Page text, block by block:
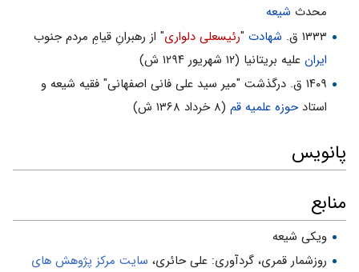
محدث شیعه
۱۳۳۳ ق.
شهادت"رئیسعلی دلواری" از رهبرانِ قیامِ مردم جنوب
ایرانعلیه بریتانیا (۱۲ شهریور ۱۲۹۴ ش)
۱۴۰۹ ق. درگذشت "میر سید علی فانی اصفهانی" فقیه شیعه و
استادحوزه علمیه قم(۸ خرداد ۱۳۶۸ ش)
پانویس
منابع
ویکی شیعه
روزشمار قمرى، گردآورى: على حائرى، سایت مركز پژوهش هاى